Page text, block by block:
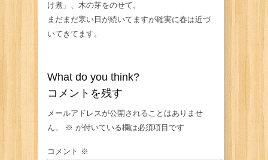
け煮」、木の芽をのせて。
まだまだ寒い日が続いてますが確実に春は近づ
いてきてます。
What do you think?
コメントを残す
メールアドレスが公開されることはありませ
ん。
※ が付いている欄は必須項目です
コメント ※